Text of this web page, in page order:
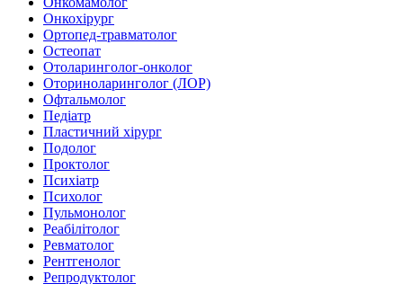
Онкохірург
Ортопед-травматолог
Остеопат
Отоларинголог-онколог
Оториноларинголог (ЛОР)
Офтальмолог
Педіатр
Пластичний хірург
Подолог
Проктолог
Психіатр
Психолог
Пульмонолог
Реабілітолог
Ревматолог
Рентгенолог
Репродуктолог